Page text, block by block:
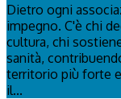
Dietro ogni
impegno. C'è chi
cultura, chi
sanità,
territorio più forte
il...